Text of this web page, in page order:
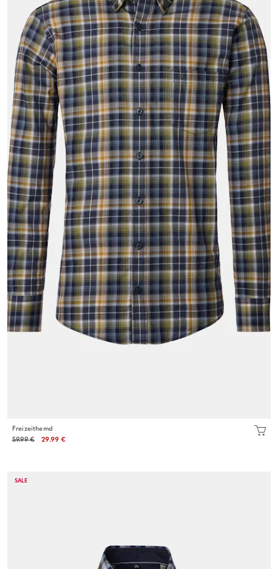
Freizeithemd
59.99 €
29.99 €
SALE